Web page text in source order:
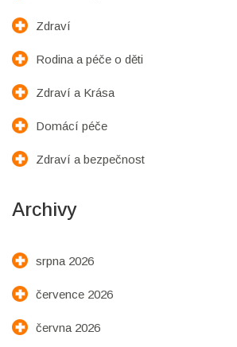
Zdraví
Rodina a péče o děti
Zdraví a Krása
Domácí péče
Zdraví a bezpečnost
Archivy
srpna 2026
července 2026
června 2026